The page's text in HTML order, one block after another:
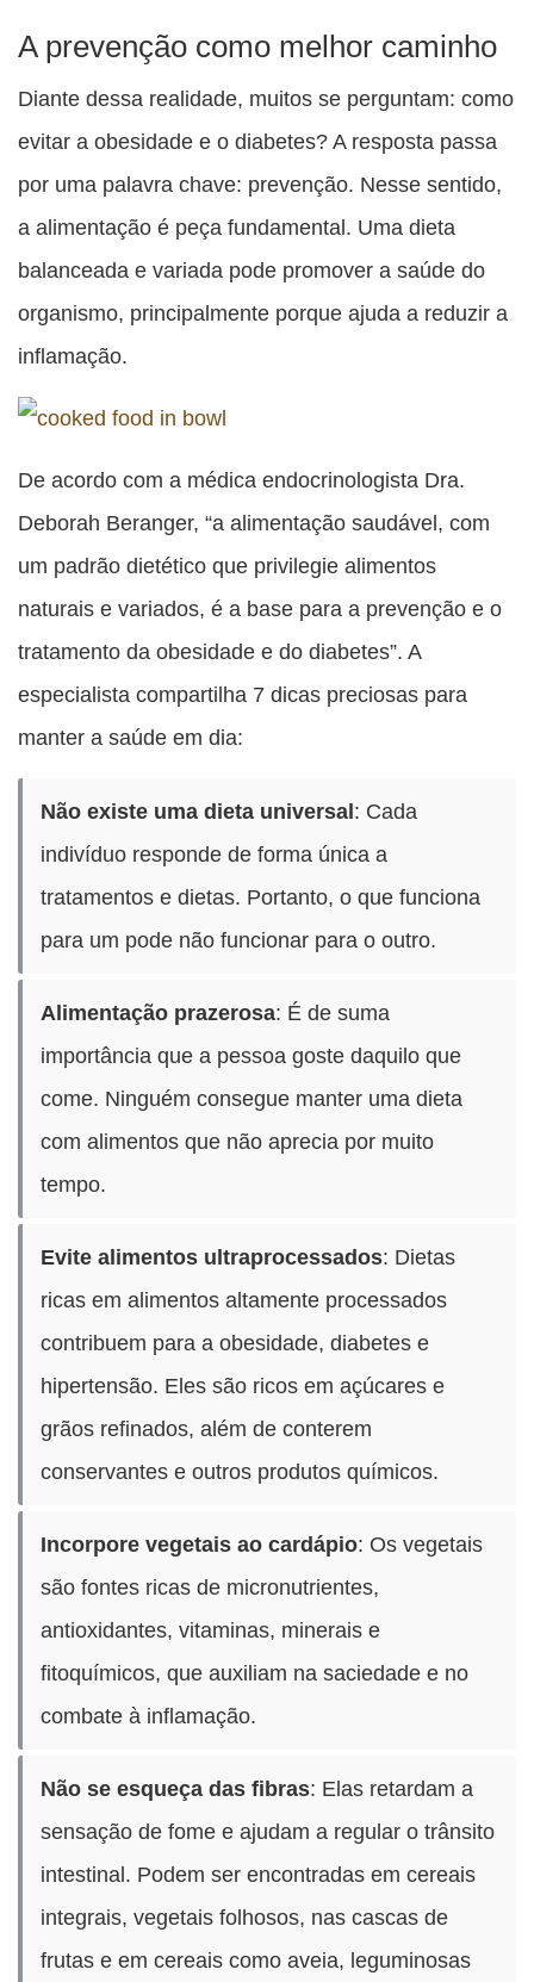
A prevenção como melhor caminho
Diante dessa realidade, muitos se perguntam: como
evitar a obesidade e o diabetes? A resposta passa
por uma palavra chave: prevenção. Nesse sentido,
a alimentação é peça fundamental. Uma dieta
balanceada e variada pode promover a saúde do
organismo, principalmente porque ajuda a reduzir a
inflamação.
De acordo com a médica endocrinologista Dra.
Deborah Beranger, “a alimentação saudável, com
um padrão dietético que privilegie alimentos
naturais e variados, é a base para a prevenção e o
tratamento da obesidade e do diabetes”. A
especialista compartilha 7 dicas preciosas para
manter a saúde em dia:
Não existe uma dieta universal: Cada
indivíduo responde de forma única a
tratamentos e dietas. Portanto, o que funciona
para um pode não funcionar para o outro.
Alimentação prazerosa: É de suma
importância que a pessoa goste daquilo que
come. Ninguém consegue manter uma dieta
com alimentos que não aprecia por muito
tempo.
Evite alimentos ultraprocessados: Dietas
ricas em alimentos altamente processados
contribuem para a obesidade, diabetes e
hipertensão. Eles são ricos em açúcares e
grãos refinados, além de conterem
conservantes e outros produtos químicos.
Incorpore vegetais ao cardápio: Os vegetais
são fontes ricas de micronutrientes,
antioxidantes, vitaminas, minerais e
fitoquímicos, que auxiliam na saciedade e no
combate à inflamação.
Não se esqueça das fibras: Elas retardam a
sensação de fome e ajudam a regular o trânsito
intestinal. Podem ser encontradas em cereais
integrais, vegetais folhosos, nas cascas de
frutas e em cereais como aveia, leguminosas